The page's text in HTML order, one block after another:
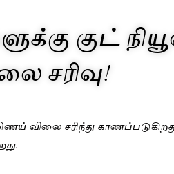
குட்
சரிவு!
விலை சரிந்து